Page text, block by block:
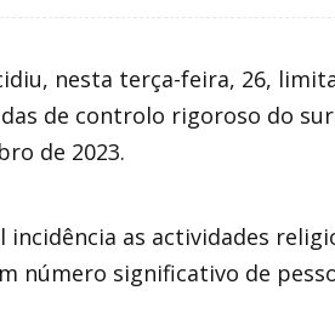
nesta terça-feira, 26,
de controlo rigoroso do
de 2023.
as actividades
número significativo de